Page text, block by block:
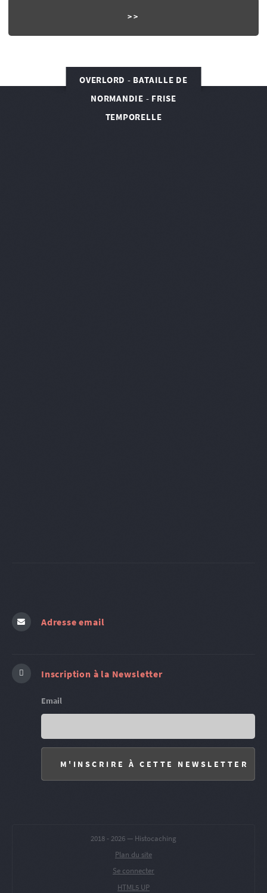
OVERLORD - BATAILLE DE
NORMANDIE - FRISE
TEMPORELLE
Adresse email
Inscription à la Newsletter
Email
2018 - 2026 — Histocaching
Plan du site
Se connecter
HTML5 UP